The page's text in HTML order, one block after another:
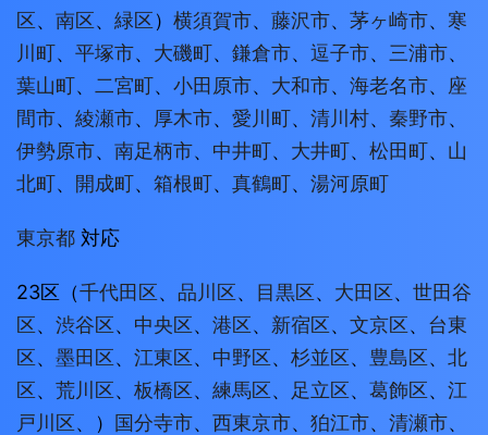
区、 南区、 緑区） 横須賀市、 藤沢市、 茅ヶ崎市、 寒
川町、 平塚市、 大磯町、 鎌倉市、 逗子市、 三浦市、
葉山町、 二宮町、 小田原市、 大和市、 海老名市、 座
間市、 綾瀬市、 厚木市、 愛川町、 清川村、 秦野市、
伊勢原市、 南足柄市、 中井町、 大井町、 松田町、 山
北町、 開成町、 箱根町、 真鶴町、 湯河原町
東京都 対応
23区（千代田区、 品川区、 目黒区、 大田区、 世田谷
区、 渋谷区、 中央区、 港区、 新宿区、 文京区、 台東
区、 墨田区、 江東区、 中野区、 杉並区、 豊島区、 北
区、 荒川区、 板橋区、 練馬区、 足立区、 葛飾区、 江
戸川区、） 国分寺市、 西東京市、 狛江市、 清瀬市、